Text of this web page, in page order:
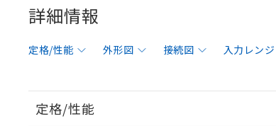
詳細情報
定格/性能 外形図 接続図 入力レンジ
定格/性能